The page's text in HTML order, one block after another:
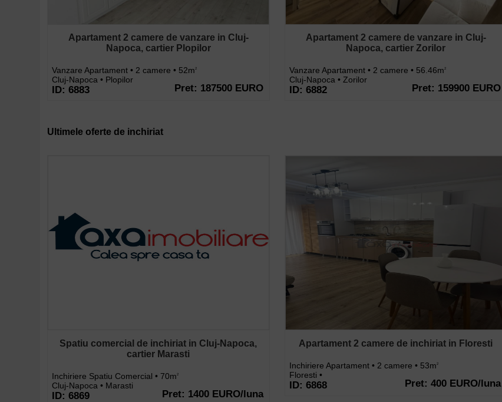
Apartament 2 camere de vanzare in Cluj-
Napoca, cartier Plopilor
Vanzare Apartament • 2 camere • 52m2
Cluj-Napoca • Plopilor
ID: 6883 Pret: 187500 EURO
Apartament 2 camere de vanzare in Cluj-
Napoca, cartier Zorilor
Vanzare Apartament • 2 camere • 56.46m2
Cluj-Napoca • Zorilor
ID: 6882 Pret: 159900 EURO
Ultimele oferte de inchiriat
Spatiu comercial de inchiriat in Cluj-Napoca,
cartier Marasti
Inchiriere Spatiu Comercial • 70m2
Cluj-Napoca • Marasti
ID: 6869 Pret: 1400 EURO/luna
Apartament 2 camere de inchiriat in Floresti
Inchiriere Apartament • 2 camere • 53m2
Floresti •
ID: 6868 Pret: 400 EURO/luna